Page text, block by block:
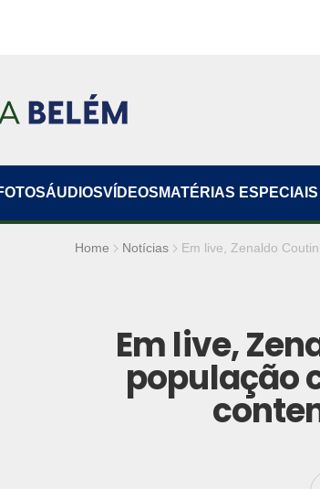
ÁUDIOSVÍDEOS MATÉRIAS ESPECIAIS
Home Notícias Em live, Zenaldo
Em live,
população